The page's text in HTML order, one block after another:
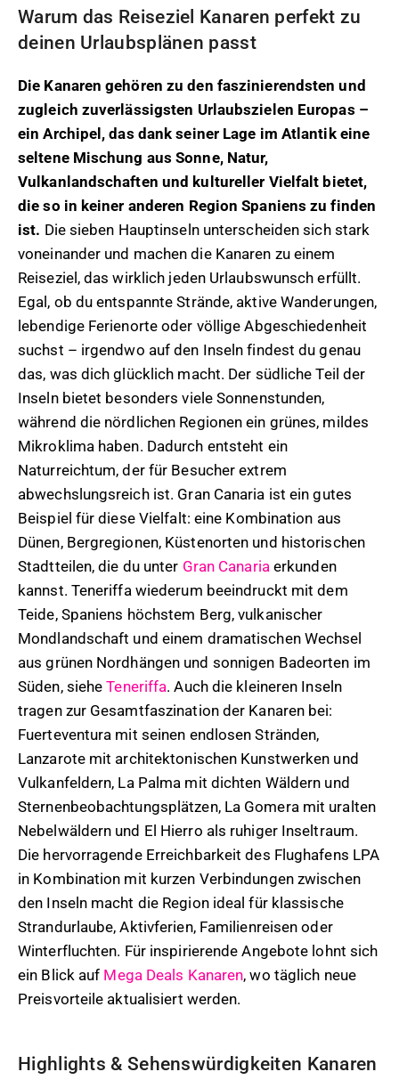
Warum das Reiseziel Kanaren perfekt zu
deinen Urlaubsplänen passt
Die Kanaren gehören zu den faszinierendsten und
zugleich zuverlässigsten Urlaubszielen Europas –
ein Archipel, das dank seiner Lage im Atlantik eine
seltene Mischung aus Sonne, Natur,
Vulkanlandschaften und kultureller Vielfalt bietet,
die so in keiner anderen Region Spaniens zu finden
ist. Die sieben Hauptinseln unterscheiden sich stark
voneinander und machen die Kanaren zu einem
Reiseziel, das wirklich jeden Urlaubswunsch erfüllt.
Egal, ob du entspannte Strände, aktive Wanderungen,
lebendige Ferienorte oder völlige Abgeschiedenheit
suchst – irgendwo auf den Inseln findest du genau
das, was dich glücklich macht. Der südliche Teil der
Inseln bietet besonders viele Sonnenstunden,
während die nördlichen Regionen ein grünes, mildes
Mikroklima haben. Dadurch entsteht ein
Naturreichtum, der für Besucher extrem
abwechslungsreich ist. Gran Canaria ist ein gutes
Beispiel für diese Vielfalt: eine Kombination aus
Dünen, Bergregionen, Küstenorten und historischen
Stadtteilen, die du unter Gran Canaria erkunden
kannst. Teneriffa wiederum beeindruckt mit dem
Teide, Spaniens höchstem Berg, vulkanischer
Mondlandschaft und einem dramatischen Wechsel
aus grünen Nordhängen und sonnigen Badeorten im
Süden, sieheTeneriffa. Auch die kleineren Inseln
tragen zur Gesamtfaszination der Kanaren bei:
Fuerteventura mit seinen endlosen Stränden,
Lanzarote mit architektonischen Kunstwerken und
Vulkanfeldern, La Palma mit dichten Wäldern und
Sternenbeobachtungsplätzen, La Gomera mit uralten
Nebelwäldern und El Hierro als ruhiger Inseltraum.
Die hervorragende Erreichbarkeit des Flughafens LPA
in Kombination mit kurzen Verbindungen zwischen
den Inseln macht die Region ideal für klassische
Strandurlaube, Aktivferien, Familienreisen oder
Winterfluchten. Für inspirierende Angebote lohnt sich
ein Blick auf Mega Deals Kanaren, wo täglich neue
Preisvorteile aktualisiert werden.
Highlights & Sehenswürdigkeiten Kanaren